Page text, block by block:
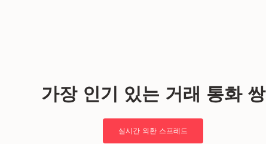
가장 인기 있는 거래 통화 쌍
실시간 외환 스프레드